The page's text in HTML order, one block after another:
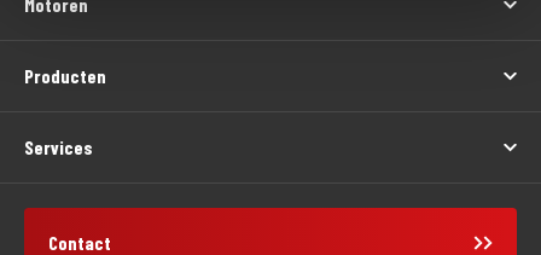
Producten
Services
Contact